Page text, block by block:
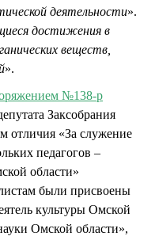
деятельности».
достижения в
веществ,
».
№138-р
Заксобрания
«За служение
педагогов –
области»
были присвоены
культуры Омской
Омской области»,